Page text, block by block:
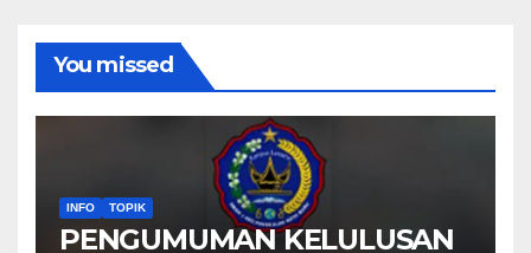
You missed
INFO TOPIK
PENGUMUMAN KELULUSAN